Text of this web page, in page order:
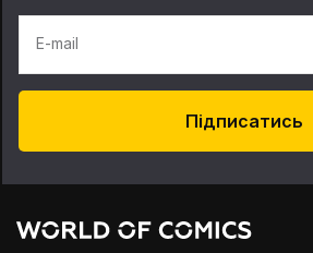
E-mail
Підписатись